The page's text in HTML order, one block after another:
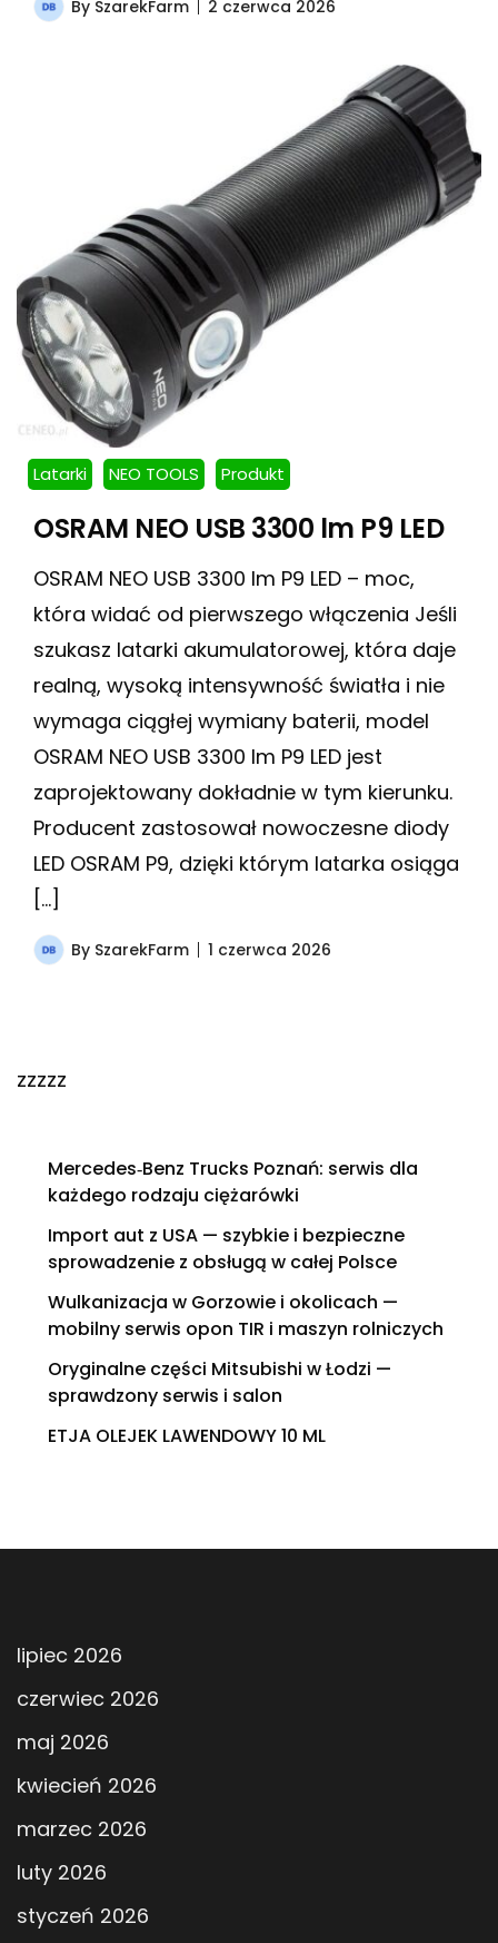
By SzarekFarm 2 czerwca 2026
Latarki NEO TOOLS Produkt
OSRAM NEO USB 3300 lm P9 LED
OSRAM NEO USB 3300 lm P9 LED – moc,
która widać od pierwszego włączenia Jeśli
szukasz latarki akumulatorowej, która daje
realną, wysoką intensywność światła i nie
wymaga ciągłej wymiany baterii, model
OSRAM NEO USB 3300 lm P9 LED jest
zaprojektowany dokładnie w tym kierunku.
Producent zastosował nowoczesne diody
LED OSRAM P9, dzięki którym latarka osiąga
[…]
By SzarekFarm 1 czerwca 2026
zzzzz
Mercedes‑Benz Trucks Poznań: serwis dla
każdego rodzaju ciężarówki
Import aut z USA — szybkie i bezpieczne
sprowadzenie z obsługą w całej Polsce
Wulkanizacja w Gorzowie i okolicach —
mobilny serwis opon TIR i maszyn rolniczych
Oryginalne części Mitsubishi w Łodzi —
sprawdzony serwis i salon
ETJA OLEJEK LAWENDOWY 10 ML
lipiec 2026
czerwiec 2026
maj 2026
kwiecień 2026
marzec 2026
luty 2026
styczeń 2026